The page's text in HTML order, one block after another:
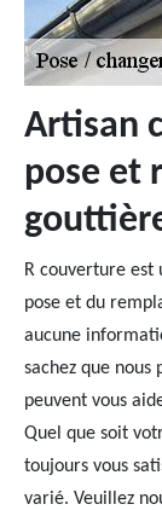
Artisan
pose et
R couverture
pose et du
aucune
sachez que nous
peuvent vous
Quel que soit
toujours vous
varié. Veuillez